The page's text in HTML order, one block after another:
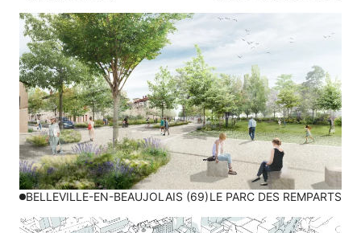
BELLEVILLE-EN-BEAUJOLAIS (69)LE PARC DES REMPARTS